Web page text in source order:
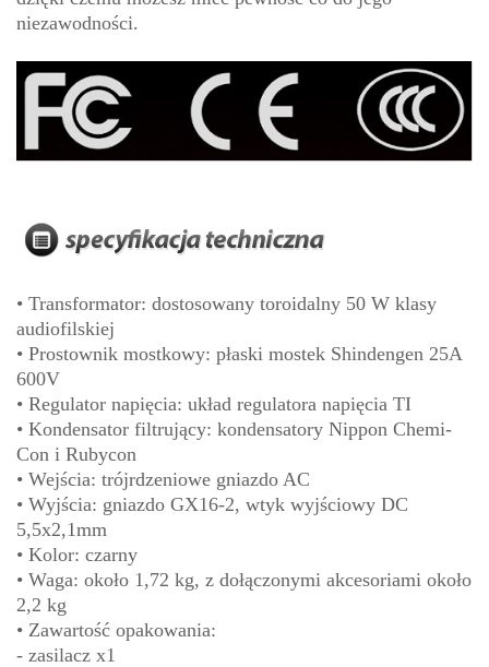
niezawodności.
• Transformator: dostosowany toroidalny 50 W klasy
audiofilskiej
• Prostownik mostkowy: płaski mostek Shindengen 25A
600V
• Regulator napięcia: układ regulatora napięcia TI
• Kondensator filtrujący: kondensatory Nippon Chemi-
Con i Rubycon
• Wejścia: trójrdzeniowe gniazdo AC
• Wyjścia: gniazdo GX16-2, wtyk wyjściowy DC
5,5x2,1mm
• Kolor: czarny
• Waga: około 1,72 kg, z dołączonymi akcesoriami około
2,2 kg
• Zawartość opakowania:
- zasilacz x1